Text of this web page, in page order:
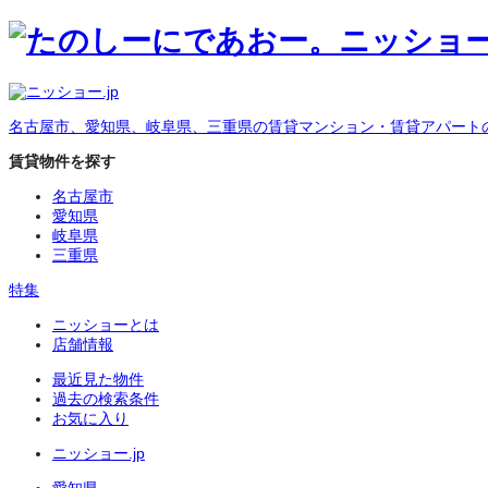
名古屋市、愛知県、岐阜県、三重県の賃貸マンション・賃貸アパート
賃貸物件を探す
名古屋市
愛知県
岐阜県
三重県
特集
ニッショーとは
店舗情報
最近見た物件
過去の検索条件
お気に入り
ニッショー.jp